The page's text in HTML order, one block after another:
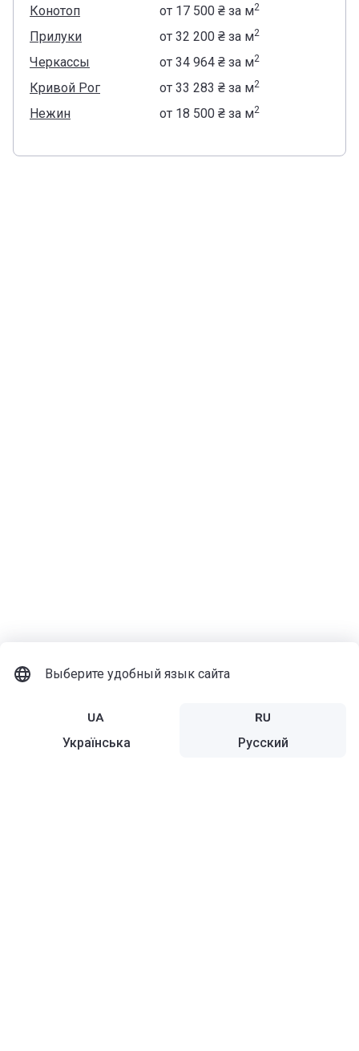
Выберите удобный язык сайта
Українська Русский
Конотоп от ‍17 500 ₴за м2
Прилуки от ‍32 200 ₴за м2
Черкассы от ‍34 964 ₴за м2
Кривой Рог от ‍33 283 ₴за м2
Нежин от ‍18 500 ₴за м2